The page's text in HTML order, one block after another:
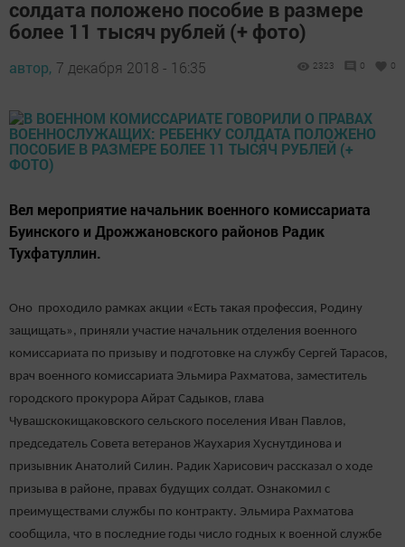
солдата положено пособие в размере
более 11 тысяч рублей (+ фото)
автор, 7 декабря 2018 - 16:35 2323 0 0
Вел мероприятие начальник военного комиссариата
Буинского и Дрожжановского районов Радик
Тухфатуллин.
Оно проходило рамках акции «Есть такая профессия, Родину
защищать», приняли участие начальник отделения военного
комиссариата по призыву и подготовке на службу Сергей Тарасов,
врач военного комиссариата Эльмира Рахматова, заместитель
городского прокурора Айрат Садыков, глава
Чувашскокищаковского сельского поселения Иван Павлов,
председатель Совета ветеранов Жаухария Хуснутдинова и
призывник Анатолий Силин. Радик Харисович рассказал о ходе
призыва в районе, правах будущих солдат. Ознакомил с
преимуществами службы по контракту. Эльмира Рахматова
сообщила, что в последние годы число годных к военной службе